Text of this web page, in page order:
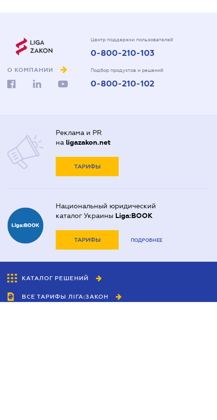
О КОМПАНИИ
Центр поддержки пользователей
0-800-210-103
Подбор продуктов и решений
0-800-210-102
Реклама и PR
на ligazakon.net
ТАРИФЫ
Национальный юридический
каталог Украины Liga:BOOK
ТАРИФЫ ПОДРОБНЕЕ
КАТАЛОГ РЕШЕНИЙ
ВСЕ ТАРИФЫ ЛІГА:ЗАКОН